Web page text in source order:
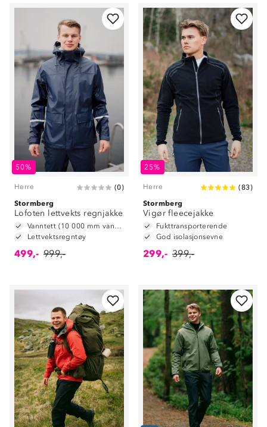
50%
Herre (0)
Stormberg
Lofoten lettvekts regnjakke
Lettvektsregntøy
499,- 999,-
25%
Herre (83)
Stormberg
Vigør fleecejakke
Fukttransporterende
God isolasjonsevne
299,- 399,-